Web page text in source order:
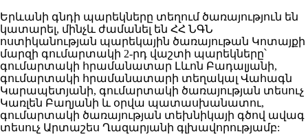
Երևանի գնդի պարեկները տեղում ծառայություն են
կատարել, մինչև ժամանել են ՀՀ ՆԳՆ
ոստիկանության պարեկային ծառայութան Կոտայքի
մարզի գումարտակի 2-րդ վաշտի պարեկները՝
գումարտակի հրամանատար Լևոն Բադալյանի,
գումարտակի հրամանատարի տեղակալ Վահագն
Կարապետյանի, գումարտակի ծառայության տեսուչ
Կառլեն Բաղյանի և օրվա պատասխանատու,
գումարտակի ծառայության տեխնիկայի գծով ավագ
տեսուչ Արտաշես Ղազարյանի գլխավորությամբ: